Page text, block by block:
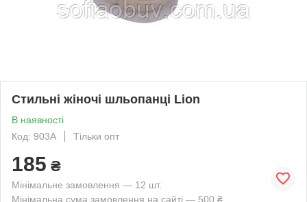
Стильні жіночі шльопанці Lion
В наявності
Код: 903А
Тільки опт
185 ₴
Мінімальне замовлення — 12 шт.
Мінімальна сума замовлення на сайті — 500 ₴